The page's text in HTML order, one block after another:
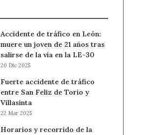
Accidente de tráfico en León:
muere un joven de 21 años tras
salirse de la vía en la LE-30
20 Dic 2025
Fuerte accidente de tráfico
entre San Feliz de Torío y
Villasinta
22 Mar 2025
Horarios y recorrido de la